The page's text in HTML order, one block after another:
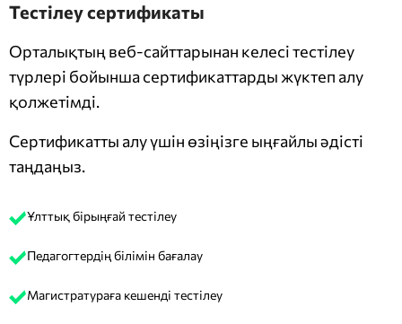
Тестілеу сертификаты
Орталықтың веб-сайттарынан келесі тестілеу
түрлері бойынша сертификаттарды жүктеп алу
қолжетімді.
Сертификатты алу үшін өзіңізге ыңғайлы әдісті
таңдаңыз.
Ұлттық бірыңғай тестілеу
Педагогтердің білімін бағалау
Магистратураға кешенді тестілеу